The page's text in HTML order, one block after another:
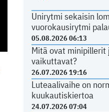
Unirytmi sekaisin
vuorokausirytmi
05.08.2026 06:13
Mitä ovat minipillerit
vaikuttavat?
26.07.2026 19:16
Luteaalivaihe on
kuukautiskiertoa
24.07.2026 07:04